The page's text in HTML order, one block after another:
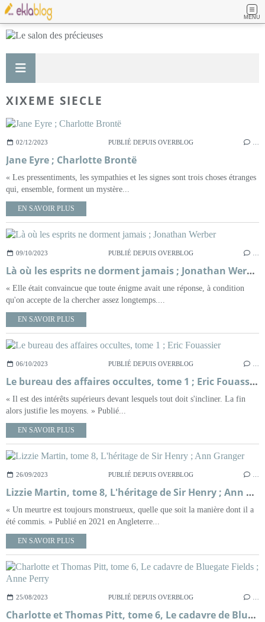
MENU
XIXEME SIECLE
02/12/2023 PUBLIÉ DEPUIS OVERBLOG
Jane Eyre ; Charlotte Brontë
« Les pressentiments, les sympathies et les signes sont trois choses étranges
qui, ensemble, forment un mystère...
EN SAVOIR PLUS
09/10/2023 PUBLIÉ DEPUIS OVERBLOG
Là où les esprits ne dorment jamais ; Jonathan Werber
« Elle était convaincue que toute énigme avait une réponse, à condition
qu'on accepte de la chercher assez longtemps....
EN SAVOIR PLUS
06/10/2023 PUBLIÉ DEPUIS OVERBLOG
Le bureau des affaires occultes, tome 1 ; Eric Fouassier
« Il est des intérêts supérieurs devant lesquels tout doit s'incliner. La fin
alors justifie les moyens. » Publié...
EN SAVOIR PLUS
26/09/2023 PUBLIÉ DEPUIS OVERBLOG
Lizzie Martin, tome 8, L'héritage de Sir Henry ; Ann Granger
« Un meurtre est toujours monstrueux, quelle que soit la manière dont il a
été commis. » Publié en 2021 en Angleterre...
EN SAVOIR PLUS
25/08/2023 PUBLIÉ DEPUIS OVERBLOG
Charlotte et Thomas Pitt, tome 6, Le cadavre de Bluegate Fields ; Anne Perry